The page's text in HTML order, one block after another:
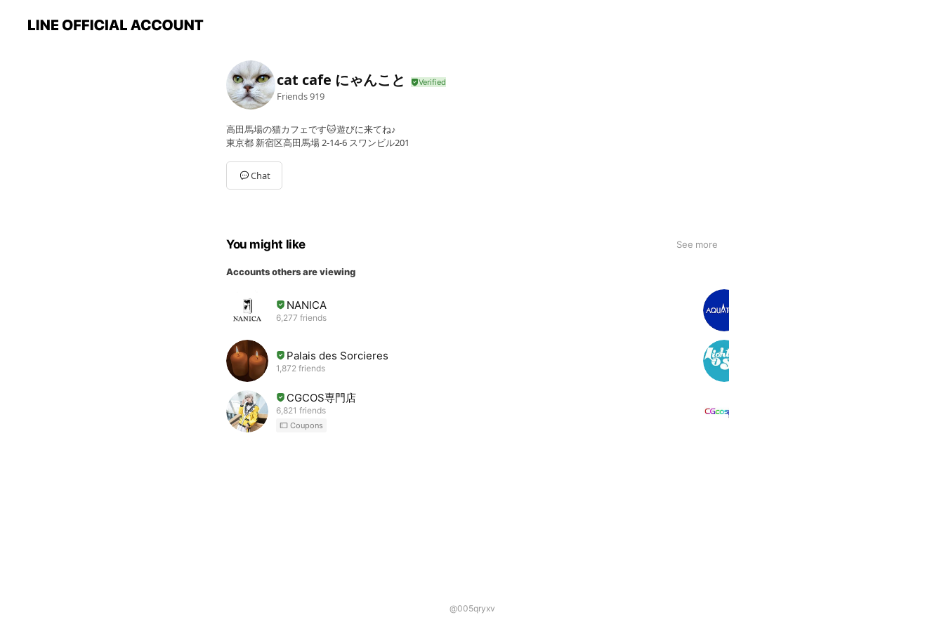
cat cafe にゃんこと
Friends919
高田馬場の猫カフェです🐱遊びに来てね♪
東京都 新宿区高田馬場 2-14-6 スワンビル201
Chat
You might like See more
Accounts others are viewing
NANICA
6,277 friends
Palais des Sorcieres
1,872 friends
CGCOS専門店
6,821 friends
Coupons
@005qryxv